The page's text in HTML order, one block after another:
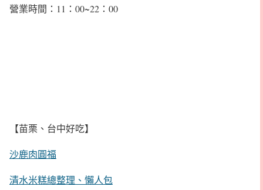
營業時間：11：00~22：00
【苗栗、台中好吃】
沙鹿肉圓福
清水米糕總整理、懶人包